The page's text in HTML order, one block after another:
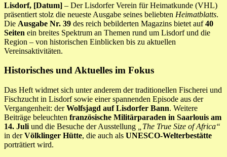
Lisdorf, [Datum] – Der Lisdorfer Verein für Heimatkunde (VHL)
präsentiert stolz die neueste Ausgabe seines beliebten Heimatblatts.
Die Ausgabe Nr. 39 des reich bebilderten Magazins bietet auf40
Seiten ein breites Spektrum an Themen rund um Lisdorf und die
Region – von historischen Einblicken bis zu aktuellen
Vereinsaktivitäten.
Historisches und Aktuelles im Fokus
Das Heft widmet sich unter anderem der traditionellen Fischerei und
Fischzucht in Lisdorf sowie einer spannenden Episode aus der
Vergangenheit: derWolfsjagd auf Lisdorfer Bann. Weitere
Beiträge beleuchten französische Militärparaden in Saarlouis am
14. Juli und die Besuche der Ausstellung
„The True Size of Africa“
in derVölklinger Hütte, die auch als UNESCO-Welterbestätte
porträtiert wird.